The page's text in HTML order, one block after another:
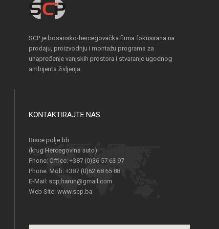
SCP je bosansko-hercegovačka firma fokusirana na
prodaju, proizvodnju i montažu programa za
unapređenje vanjskih prostora i stvaranje ugodnog
ambijenta življenja:
KONTAKTIRAJTE NAS
Bisce polje bb
(krug Hercegovina auto)
Phone: Office: +387 (0)36 57 63 97
Phone: Mob: +387 (0)62 68 65 88
E-Mail: scp.harun@gmail.com
Web Site: www.scp.ba